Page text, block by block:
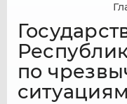
по